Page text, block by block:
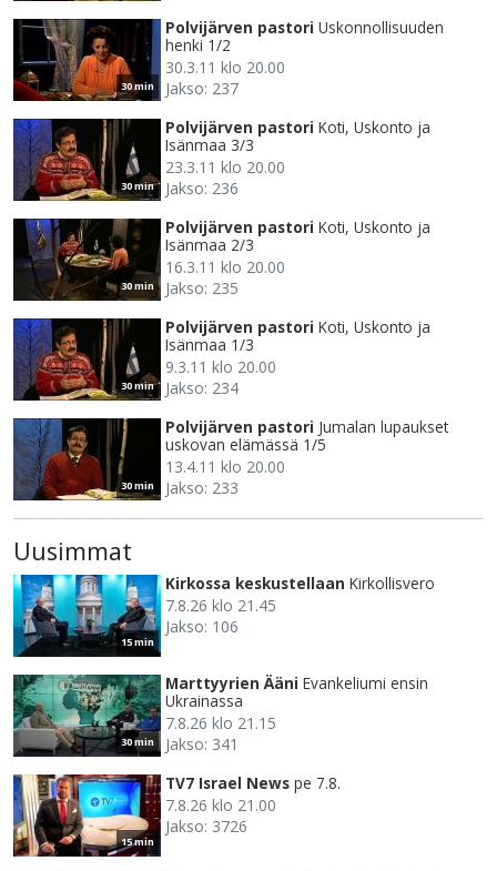
30 min
Polvijärven pastori Uskonnollisuuden
henki 1/2
30.3.11 klo 20.00
Jakso: 237
30 min
Polvijärven pastori Koti, Uskonto ja
Isänmaa 3/3
23.3.11 klo 20.00
Jakso: 236
30 min
Polvijärven pastori Koti, Uskonto ja
Isänmaa 2/3
16.3.11 klo 20.00
Jakso: 235
30 min
Polvijärven pastori Koti, Uskonto ja
Isänmaa 1/3
9.3.11 klo 20.00
Jakso: 234
30 min
Polvijärven pastori Jumalan lupaukset
uskovan elämässä 1/5
13.4.11 klo 20.00
Jakso: 233
Uusimmat
15 min
Kirkossa keskustellaan Kirkollisvero
7.8.26 klo 21.45
Jakso: 106
30 min
Marttyyrien Ääni Evankeliumi ensin
Ukrainassa
7.8.26 klo 21.15
Jakso: 341
15 min
TV7 Israel News pe 7.8.
7.8.26 klo 21.00
Jakso: 3726